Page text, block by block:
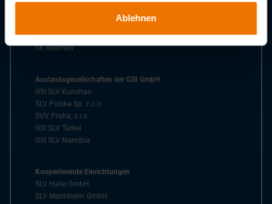
Ablehnen
BZ Rhein-Ruhr
SK Bielefeld
Auslandsgesellschaften der GSI GmbH
GSI SLV Kunshan
SLV Polska Sp. z.o.o
SVV Praha, s.r.o.
GSI SLV Türkei
GSI SLV Namibia
Kooperierende Einrichtungen
SLV Halle GmbH
SLV Mannheim GmbH